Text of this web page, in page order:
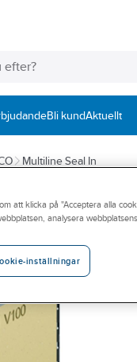
Bli kundAktuellt
Multiline Seal In
att klicka på "Acceptera alla
analysera
inställningar